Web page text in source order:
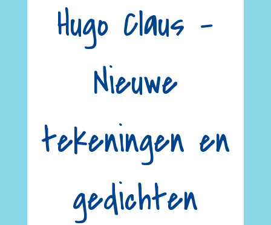
Hugo Claus –
Nieuwe
tekeningen en
gedichten